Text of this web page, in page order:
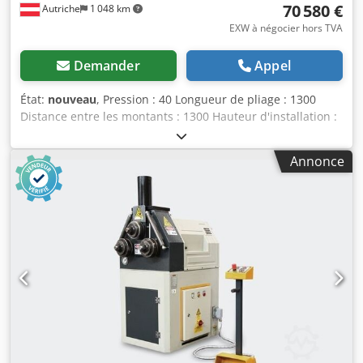
Autriche 1 048 km 70 580 €
EXW à négocier hors TVA
Demander Appel
État: nouveau, Pression : 40 Longueur de pliage : 1300
Distance entre les montants : 1300 Hauteur d'installation :
375 Course (max.) : 150 Dimensions (L x l x h) : 1880 x 2435
x 2320 mm Poids (environ) : 3400 Puissance du moteur : 2 x
3,8 Presse plieuse CNC à vis à billes électrique KKI Mod.
REVOLUTION B-Servo 1550 mm x 40 to Équipement
standard : KK-Industries est le représentant général du
groupe DENER. Nous avons sélectionné un modèle de
haute qualité pour l'Europe. La presse plieuse CNC servo-
électrique KK-Industries, fabriquée par DENER : Avantages
technologiques : Mod. REVOLUTION B-Servo 1550 mm 40 to
Vitesses élevées grâce à la vis à billes Cedpfx Aksd H Hh
Hjioha La presse plieuse CNC servo-électrique se distingue
par sa grande précision, sa justesse et ses nombreuses
possibilités d'application – 100 % électrique, 0 % d'huile
hydraulique. - Jusqu'à 40 % de réduction de la
Annonce